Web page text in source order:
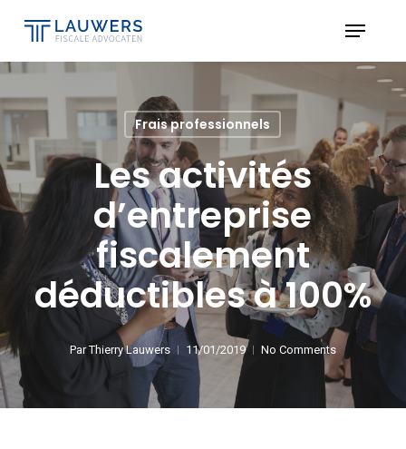
main
content
Menu
Frais professionnels
Les activités
d’entreprise
fiscalement
déductibles à 100%
Par Thierry Lauwers 11/01/2019 No Comments
Close
Menu